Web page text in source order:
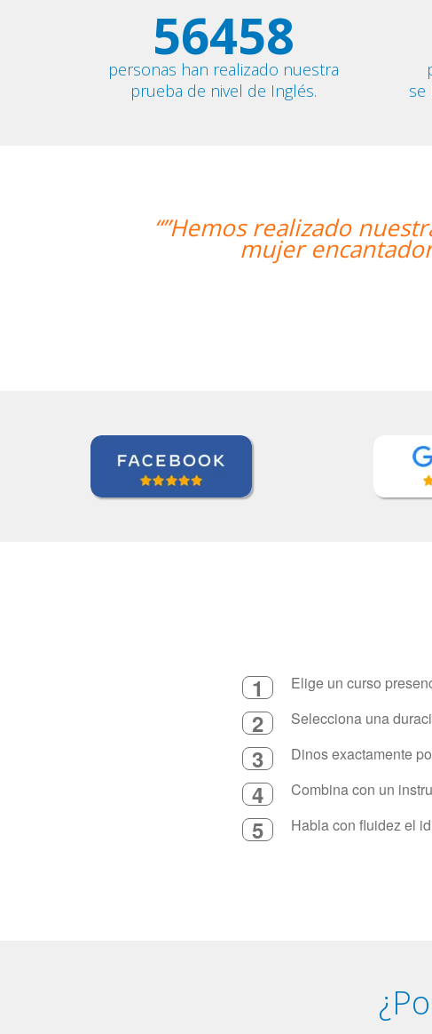
56458
personas han realizado nuestra
prueba de nivel de Inglés.
se
nuestra primera clase y
encantadora, que nos ha dado una
1 Elige un curso
2 Selecciona una
3 Dinos exactamente
4 Combina con un
5 Habla con fluidez el